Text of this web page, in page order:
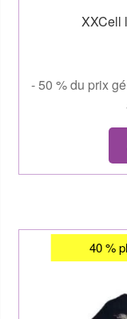
XXCell
- 50 % du prix
40 %